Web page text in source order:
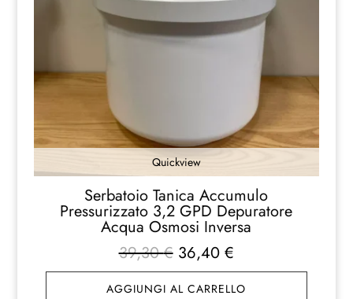
Quickview
Serbatoio Tanica Accumulo
Pressurizzato 3,2 GPD Depuratore
Acqua Osmosi Inversa
39,30€ Il
prezzo
originale
36,40 €Il
prezzo
attuale
AGGIUNGI AL CARRELLO